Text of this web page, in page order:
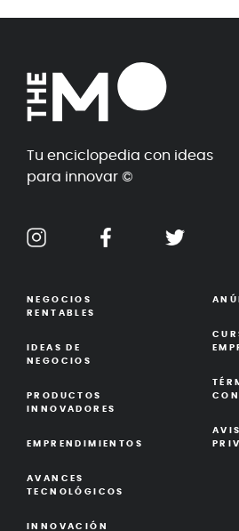
Tu enciclopedia con ideas
para innovar ©
NEGOCIOS
RENTABLES
IDEAS DE
NEGOCIOS
PRODUCTOS
INNOVADORES
EMPRENDIMIENTOS
AVANCES
TECNOLÓGICOS
INNOVACIÓN